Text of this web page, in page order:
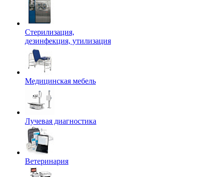
Стерилизация,
дезинфекция, утилизация
Медицинская мебель
Лучевая диагностика
Ветеринария